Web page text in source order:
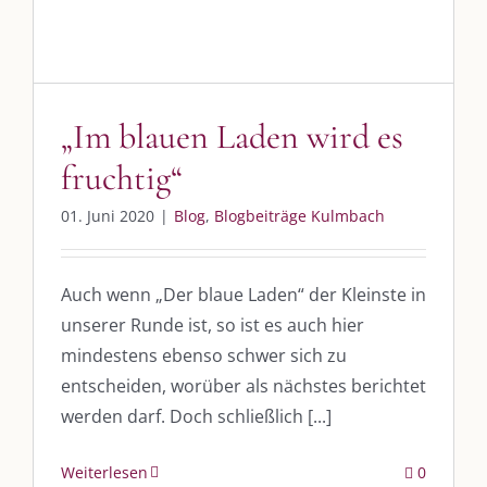
„Im blauen Laden wird es
fruchtig“
01. Juni 2020 | Blog, Blogbeiträge Kulmbach
Auch wenn „Der blaue Laden“ der Kleinste in
unserer Runde ist, so ist es auch hier
mindestens ebenso schwer sich zu
entscheiden, worüber als nächstes berichtet
werden darf. Doch schließlich [...]
Weiterlesen 0